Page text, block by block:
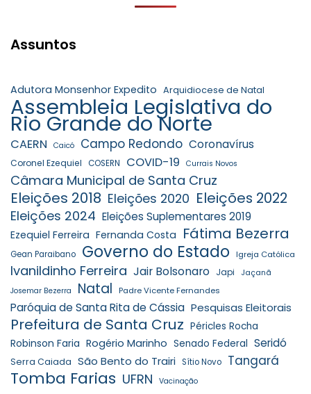
Assuntos
Adutora Monsenhor Expedito Arquidiocese de Natal
Assembleia Legislativa do
Rio Grande do Norte
CAERN Caicó Campo Redondo Coronavírus
Coronel Ezequiel COSERN COVID-19 Currais Novos
Câmara Municipal de Santa Cruz
Eleições 2018 Eleições 2020 Eleições 2022
Eleições 2024 Eleições Suplementares 2019
Ezequiel Ferreira Fernanda Costa Fátima Bezerra
Gean Paraibano Governo do Estado Igreja Católica
Ivanildinho Ferreira Jair Bolsonaro Japi Jaçanã
Josemar Bezerra Natal Padre Vicente Fernandes
Paróquia de Santa Rita de Cássia Pesquisas Eleitorais
Prefeitura de Santa Cruz Péricles Rocha
Robinson Faria Rogério Marinho Senado Federal Seridó
Serra Caiada São Bento do Trairi Sítio Novo Tangará
Tomba Farias UFRN Vacinação